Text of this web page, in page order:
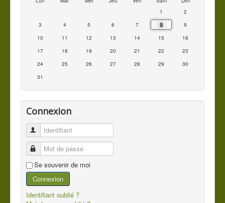
1
2
3
4 5 6 7 8
9
10
11 12 13 14 15
16
17
18 19 20 21 22
23
24
25 26 27 28 29
30
31
Connexion
Identifiant
Mot de passe
Se souvenir de moi
Connexion
Identifiant oublié ?